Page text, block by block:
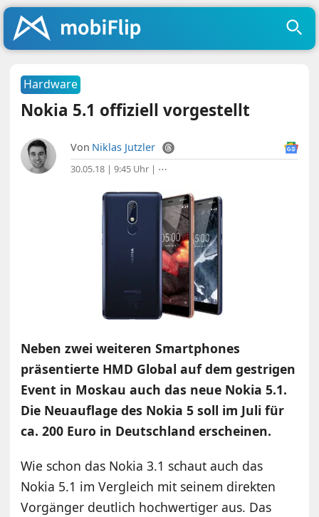
Hardware
Nokia 5.1 offiziell vorgestellt
Von Niklas Jutzler
30.05.18 | 9:45 Uhr | ⋯
Neben zwei weiteren Smartphones
präsentierte HMD Global auf dem gestrigen
Event in Moskau auch das neue Nokia 5.1.
Die Neuauflage des Nokia 5 soll im Juli für
ca. 200 Euro in Deutschland erscheinen.
Wie schon das Nokia 3.1 schaut auch das
Nokia 5.1 im Vergleich mit seinem direkten
Vorgänger deutlich hochwertiger aus. Das